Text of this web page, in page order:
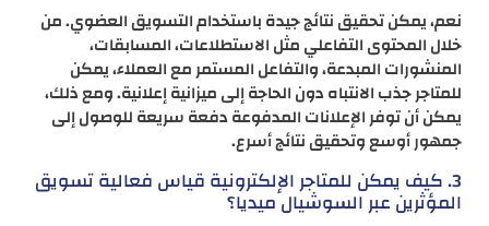
نعم، يمكن تحقيق نتائج جيدة باستخدام التسويق العضوي. من
خلال المحتوى التفاعلي مثل الاستطلاعات، المسابقات،
المنشورات المبدعة، والتفاعل المستمر مع العملاء، يمكن
للمتاجر جذب الانتباه دون الحاجة إلى ميزانية إعلانية. ومع ذلك،
يمكن أن توفر الإعلانات المدفوعة دفعة سريعة للوصول إلى
جمهور أوسع وتحقيق نتائج أسرع.
3. كيف يمكن للمتاجر الإلكترونية قياس فعالية تسويق
المؤثرين عبر السوشيال ميديا؟